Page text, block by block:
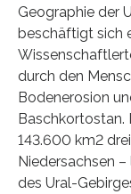
Geographie der
beschäftigt sich
durch den
Bodenerosion
Baschkortostan.
143.600 km2
Niedersachsen
des Ural-